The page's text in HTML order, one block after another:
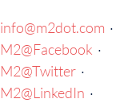
info@m2dot.com ·
M2@Facebook ·
M2@Twitter ·
M2@LinkedIn ·